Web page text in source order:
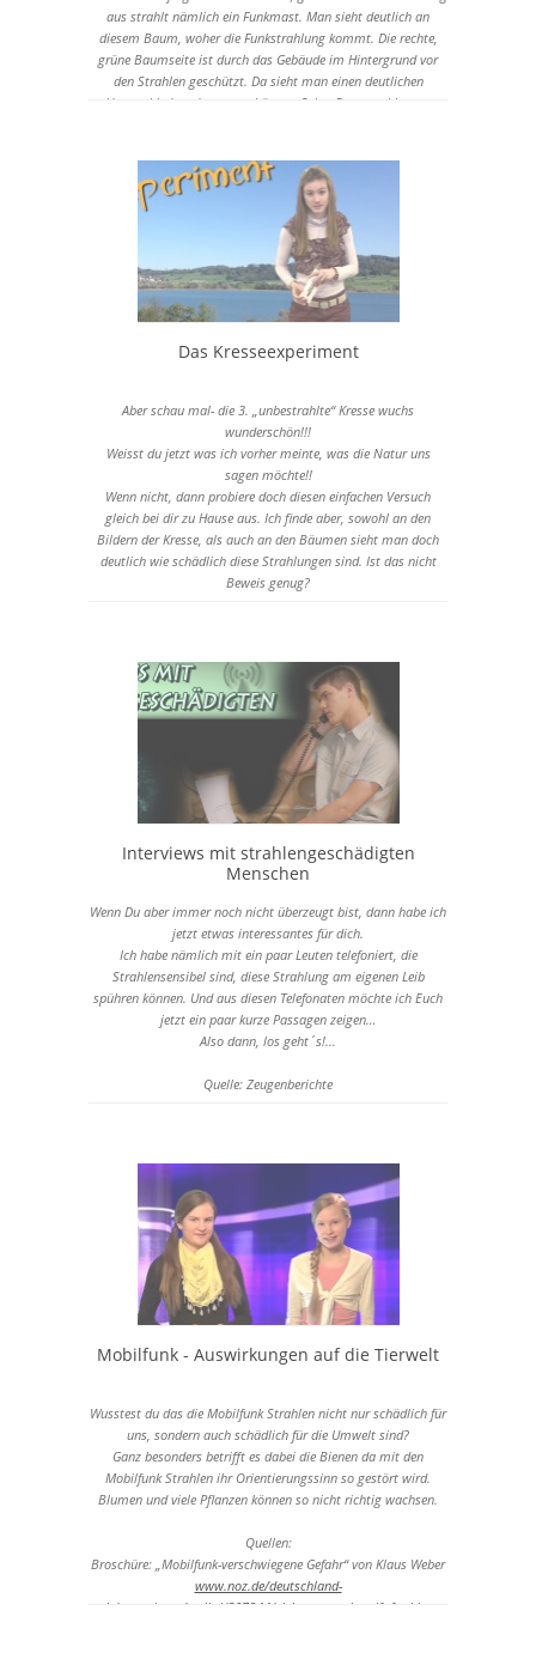
aus strahlt nämlich ein Funkmast. Man sieht deutlich an
diesem Baum, woher die Funkstrahlung kommt. Die rechte,
grüne Baumseite ist durch das Gebäude im Hintergrund vor
den Strahlen geschützt. Da sieht man einen deutlichen
Unterschied zu der ungeschützten Seite. Dort strahlt vom
der
einen Seite her fast ganz kahl. Das liegt daran, dass der Baum
vom Westen her von einem Mobilfunkmasten bestrahlt wird.
Interessant oder? Wie man ganz genau anhand des Baumes
beobachten kann, woher die Strahlung kommt!
Das Kresseexperiment
Aber schau mal- die 3. „unbestrahlte“ Kresse wuchs
wunderschön!!!
Weisst du jetzt was ich vorher meinte, was die Natur uns
sagen möchte!!
Wenn nicht, dann probiere doch diesen einfachen Versuch
gleich bei dir zu Hause aus. Ich finde aber, sowohl an den
Bildern der Kresse, als auch an den Bäumen sieht man doch
deutlich wie schädlich diese Strahlungen sind. Ist das nicht
Beweis genug?
Weber
Interviews mit strahlengeschädigten
Menschen
Wenn Du aber immer noch nicht überzeugt bist, dann habe ich
jetzt etwas interessantes für dich.
Ich habe nämlich mit ein paar Leuten telefoniert, die
Strahlensensibel sind, diese Strahlung am eigenen Leib
spühren können. Und aus diesen Telefonaten möchte ich Euch
jetzt ein paar kurze Passagen zeigen…
Also dann, los geht´s!...
Quelle: Zeugenberichte
Mobilfunk - Auswirkungen auf die Tierwelt
Wusstest du das die Mobilfunk Strahlen nicht nur schädlich für
uns, sondern auch schädlich für die Umwelt sind?
Ganz besonders betrifft es dabei die Bienen da mit den
Mobilfunk Strahlen ihr Orientierungssinn so gestört wird.
Blumen und viele Pflanzen können so nicht richtig wachsen.
Quellen:
Broschüre: „Mobilfunk-verschwiegene Gefahr“ von Klaus Weber
www.noz.de/deutschland-
welt/gutzwissen/artikel/307244/elektrosmog-ist-gift-fur-bienen